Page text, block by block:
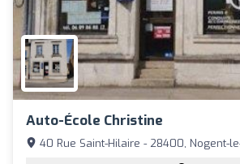
Auto-École Christine
40 Rue Saint-Hilaire - 28400, Nogent-